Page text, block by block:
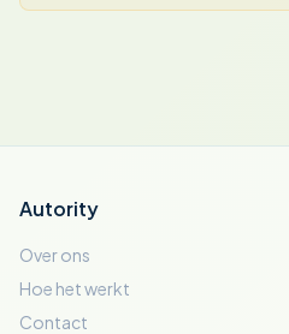
Autority
Over ons
Hoe het werkt
Contact